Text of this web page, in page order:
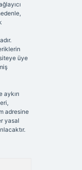
üye
adresine
yasal